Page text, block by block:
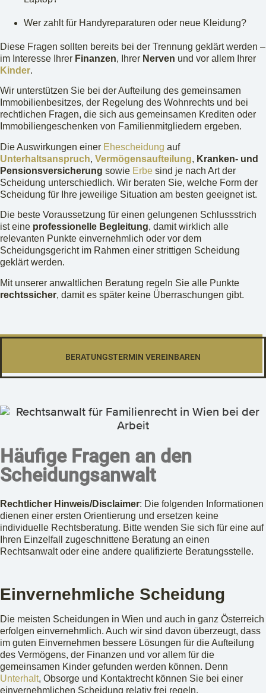
Wer zahlt für Handyreparaturen oder neue Kleidung?
Diese Fragen sollten bereits bei der Trennung geklärt werden –
im Interesse Ihrer Finanzen, Ihrer Nerven und vor allem Ihrer
Kinder.
Wir unterstützen Sie bei der Aufteilung des gemeinsamen
Immobilienbesitzes, der Regelung des Wohnrechts und bei
rechtlichen Fragen, die sich aus gemeinsamen Krediten oder
Immobiliengeschenken von Familienmitgliedern ergeben.
Die Auswirkungen einer Ehescheidung auf
Unterhaltsanspruch, Vermögensaufteilung, Kranken- und
Pensionsversicherung sowie Erbe sind je nach Art der
Scheidung unterschiedlich. Wir beraten Sie, welche Form der
Scheidung für Ihre jeweilige Situation am besten geeignet ist.
Die beste Voraussetzung für einen gelungenen Schlussstrich
ist eine professionelle Begleitung, damit wirklich alle
relevanten Punkte einvernehmlich oder vor dem
Scheidungsgericht im Rahmen einer strittigen Scheidung
geklärt werden.
Mit unserer anwaltlichen Beratung regeln Sie alle Punkte
rechtssicher, damit es später keine Überraschungen gibt.
BERATUNGSTERMIN VEREINBAREN
Häufige Fragen an den
Scheidungsanwalt
Rechtlicher Hinweis/Disclaimer: Die folgenden Informationen
dienen einer ersten Orientierung und ersetzen keine
individuelle Rechtsberatung. Bitte wenden Sie sich für eine auf
Ihren Einzelfall zugeschnittene Beratung an einen
Rechtsanwalt oder eine andere qualifizierte Beratungsstelle.
Einvernehmliche Scheidung
Die meisten Scheidungen in Wien und auch in ganz Österreich
erfolgen einvernehmlich. Auch wir sind davon überzeugt, dass
im guten Einvernehmen bessere Lösungen für die Aufteilung
des Vermögens, der Finanzen und vor allem für die
gemeinsamen Kinder gefunden werden können. Denn
Unterhalt, Obsorge und Kontaktrecht können Sie bei einer
einvernehmlichen Scheidung relativ frei regeln.